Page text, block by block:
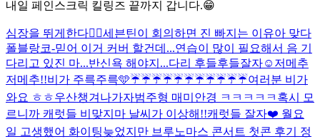
내일 페인스크릭 킬링즈 끝까지 갑니다.😁
심장을 뛰게한다❤️‍🔥세븐틴이 회의하면 진 빠지는 이유아 맞다
폴블랑코-믿어 이거 커버 할건데...연습이 많이 필요해서 음 기
다리고 있진 마...반신욕 해야지...다리 후들후들잘자☺️ 저메추
저메추!!비가 주륵주륵🩵☔️☔️☔️☔️☔️☔️☔️☔️☔️☔️☔️여러분 비가
와요 ㅎㅎ우산챙겨나가자범주형 매미안경 ㅋㅋㅋㅋㅋ 혹시 모
르니까 캐럿들 비맞지마 날씨가 이상해!!캐럿들 잘자❤️ 월요
일 고생했어 화이팅늦었지만 브루노마스 콘서트 첫콘 후기 정